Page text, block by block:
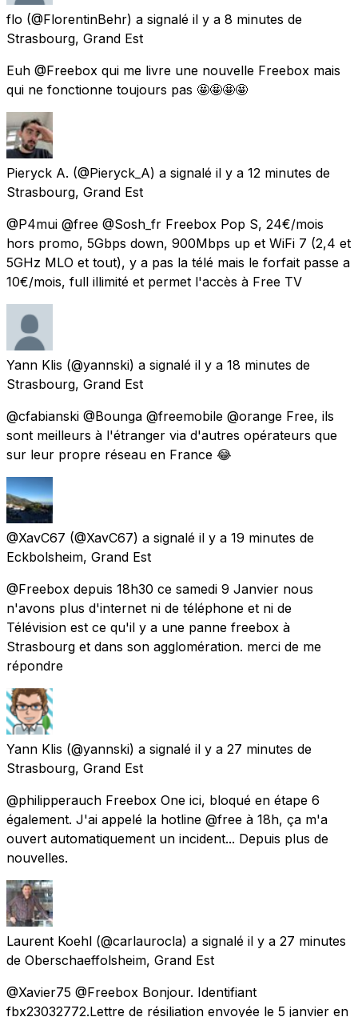
flo (@FlorentinBehr) a signalé il y a 8 minutes de
Strasbourg, Grand Est
Euh @Freebox qui me livre une nouvelle Freebox mais
qui ne fonctionne toujours pas 🤩🤩🤩🤩
Pieryck A. (@Pieryck_A) a signalé il y a 12 minutes de
Strasbourg, Grand Est
@P4mui @free @Sosh_fr Freebox Pop S, 24€/mois
hors promo, 5Gbps down, 900Mbps up et WiFi 7 (2,4 et
5GHz MLO et tout), y a pas la télé mais le forfait passe a
10€/mois, full illimité et permet l'accès à Free TV
Yann Klis (@yannski) a signalé il y a 18 minutes de
Strasbourg, Grand Est
@cfabianski @Bounga @freemobile @orange Free, ils
sont meilleurs à l'étranger via d'autres opérateurs que
sur leur propre réseau en France 😂
@XavC67 (@XavC67) a signalé il y a 19 minutes de
Eckbolsheim, Grand Est
@Freebox depuis 18h30 ce samedi 9 Janvier nous
n'avons plus d'internet ni de téléphone et ni de
Télévision est ce qu'il y a une panne freebox à
Strasbourg et dans son agglomération. merci de me
répondre
Yann Klis (@yannski) a signalé il y a 27 minutes de
Strasbourg, Grand Est
@philipperauch Freebox One ici, bloqué en étape 6
également. J'ai appelé la hotline @free à 18h, ça m'a
ouvert automatiquement un incident... Depuis plus de
nouvelles.
Laurent Koehl (@carlaurocla) a signalé il y a 27 minutes
de Oberschaeffolsheim, Grand Est
@Xavier75 @Freebox Bonjour. Identifiant
fbx23032772.Lettre de résiliation envoyée le 5 janvier en